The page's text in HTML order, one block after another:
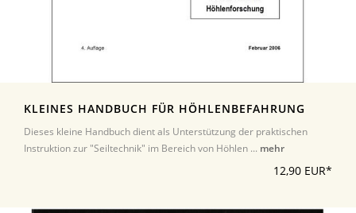
KLEINES HANDBUCH FÜR HÖHLENBEFAHRUNG
Dieses kleine Handbuch dient als Unterstützung der praktischen
Instruktion zur "Seiltechnik" im Bereich von Höhlen ... mehr
12,90 EUR*